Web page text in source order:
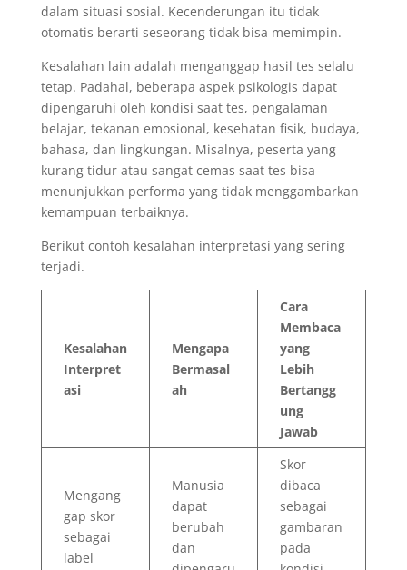
dalam situasi sosial. Kecenderungan itu tidak
otomatis berarti seseorang tidak bisa memimpin.
Kesalahan lain adalah menganggap hasil tes selalu
tetap. Padahal, beberapa aspek psikologis dapat
dipengaruhi oleh kondisi saat tes, pengalaman
belajar, tekanan emosional, kesehatan fisik, budaya,
bahasa, dan lingkungan. Misalnya, peserta yang
kurang tidur atau sangat cemas saat tes bisa
menunjukkan performa yang tidak menggambarkan
kemampuan terbaiknya.
Berikut contoh kesalahan interpretasi yang sering
terjadi.
Kesalahan
Interpret
asi
Mengapa
Bermasal
ah
Cara
Membaca
yang
Lebih
Bertangg
ung
Jawab
Mengang
gap skor
sebagai
label
Manusia
dapat
berubah
dan
Skor
dibaca
sebagai
gambaran
pada